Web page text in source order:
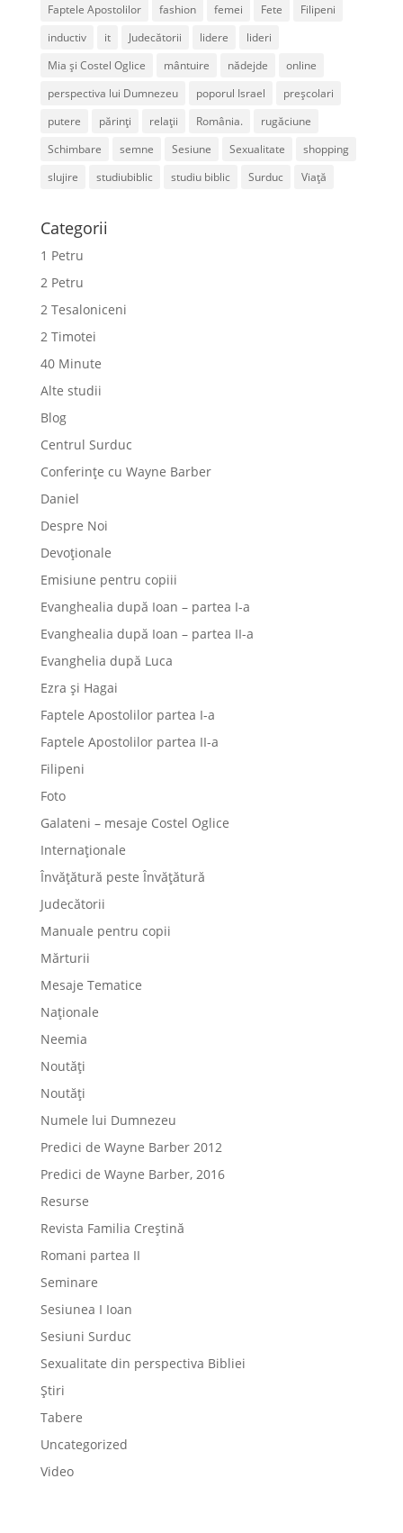
Faptele Apostolilor
fashion femei Fete
Filipeni
inductiv
it Judecătorii lidere
lideri
Mia și Costel Oglice
mântuire nădejde
online
perspectiva lui Dumnezeu
poporul Israel
preșcolari
putere
părinți relații România.
rugăciune
Schimbare
semne Sesiune Sexualitate
shopping
slujire
studiubiblic studiu biblic Surduc Viață
Categorii
1 Petru
2 Petru
2 Tesaloniceni
2 Timotei
40 Minute
Alte studii
Blog
Centrul Surduc
Conferințe cu Wayne Barber
Daniel
Despre Noi
Devoționale
Emisiune pentru copiii
Evanghealia după Ioan – partea I-a
Evanghealia după Ioan – partea II-a
Evanghelia după Luca
Ezra și Hagai
Faptele Apostolilor partea I-a
Faptele Apostolilor partea II-a
Filipeni
Foto
Galateni – mesaje Costel Oglice
Internaționale
Învățătură peste Învățătură
Judecătorii
Manuale pentru copii
Mărturii
Mesaje Tematice
Naționale
Neemia
Noutăți
Noutăți
Numele lui Dumnezeu
Predici de Wayne Barber 2012
Predici de Wayne Barber, 2016
Resurse
Revista Familia Creștină
Romani partea II
Seminare
Sesiunea I Ioan
Sesiuni Surduc
Sexualitate din perspectiva Bibliei
Știri
Tabere
Uncategorized
Video